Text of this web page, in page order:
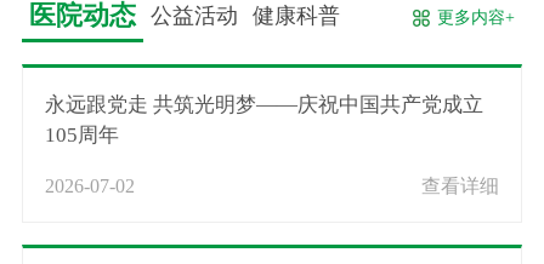
医院动态 公益活动 健康科普 更多内容+
永远跟党走 共筑光明梦——庆祝中国共产党成立
105周年
2026-07-02 查看详细